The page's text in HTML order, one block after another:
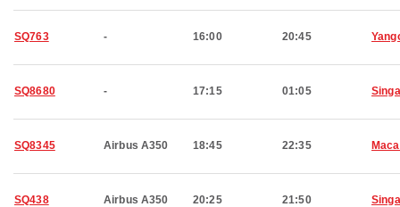
SQ763 - 16:00 20:45
SQ8680 - 17:15 01:05
SQ8345 Airbus A350 18:45 22:35
SQ438 Airbus A350 20:25 21:50